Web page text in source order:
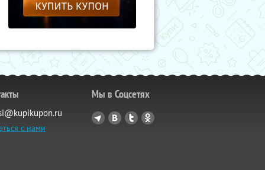
с нами
Мы в Соцсетях